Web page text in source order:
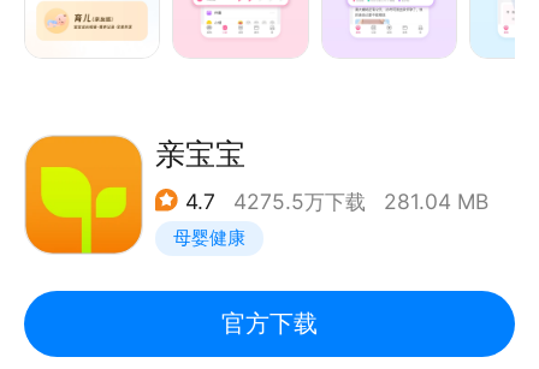
女生的贴身健康管家，记录、预测、提醒，一应俱全，
#不同模式，关爱需求各异的女性#
提供经期、备孕、怀孕、育儿四大模式。科学备孕，排
卵日一查便知；健康怀孕，知识每日推送，食物能不能
#亲友也能参与的育儿时光#
亲宝宝
4.7 4275.5万下载 281.04 MB
母婴健康
官方下载